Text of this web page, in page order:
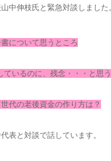
中伸枝氏と緊急対談しました
について思うところ
ているのに、残念・・・と思
代の老後資金の作り方は？
表と対談で話しています。